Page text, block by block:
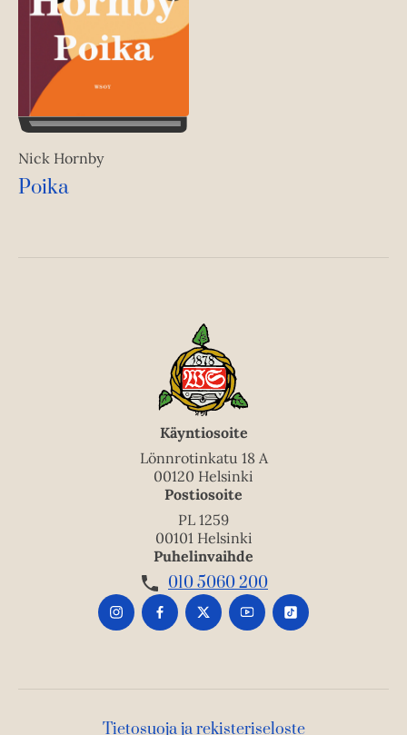
Nick Hornby
Poika
Käyntiosoite
Lönnrotinkatu 18 A
00120 Helsinki
Postiosoite
PL 1259
00101 Helsinki
Puhelinvaihde
010 5060 200
Tietosuoja ja rekisteriseloste